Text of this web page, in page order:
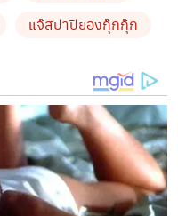
แจ๊สปาปิยองกุ๊กกุ๊ก